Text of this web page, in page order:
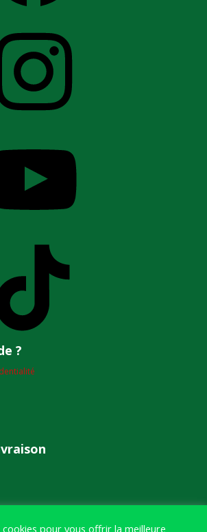
?
pour vous offrir la meilleure